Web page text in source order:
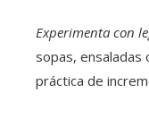
Experimenta con
sopas, ensaladas
práctica de